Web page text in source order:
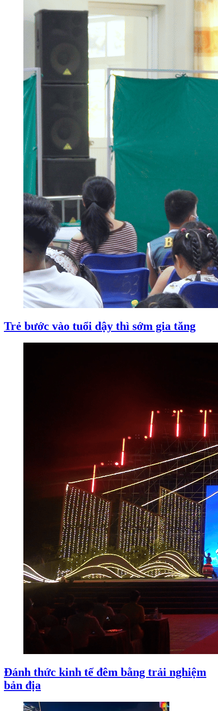
Trẻ bước vào tuổi dậy thì sớm gia tăng
Đánh thức kinh tế đêm bằng trải nghiệm
bản địa